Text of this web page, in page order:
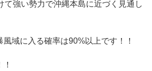
て強い勢力で沖縄本島に近づく見通し
域に入る確率は90%以上です！！